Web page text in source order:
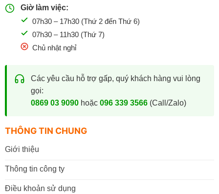
Giờ làm việc:
07h30 – 17h30 (Thứ 2 đến Thứ 6)
07h30 – 11h30 (Thứ 7)
Chủ nhật nghỉ
Các yêu cầu hỗ trợ gấp, quý khách hàng vui lòng
gọi:
0869 03 9090hoặc 096 339 3566(Call/Zalo)
THÔNG TIN CHUNG
Giới thiệu
Thông tin công ty
Điều khoản sử dụng